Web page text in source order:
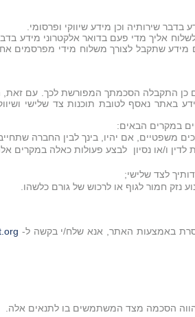
שירותיה וכן מידע שיווקי ופרסומי.
אליך מדי פעם בדואר אלקטרוני מידע
מידע שתקבל לצורך משלוח מידי מפרסמים
כן התקבלה הסכמתך המפורשת לכך. עם זאת,
נאסף לטובת תוכנות צד שלישי
במקרים הבאים:
משפטיים, אם יהיו, בינך לבין החברה
ו/או נסיון לבצע פעולות כאלה במקרים
לצד שלישי;
חמור לגוף או לרכוש של גורם כלשהו.
באמצעות האתר, אנא שלח/י בקשה ל-
הסכמה מצד המשתמשים בו לתנאים אלה.